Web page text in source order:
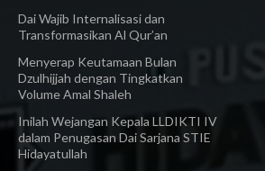
Dai Wajib Internalisasi dan
Transformasikan Al Qur’an
Menyerap Keutamaan Bulan
Dzulhijjah dengan Tingkatkan
Volume Amal Shaleh
Inilah Wejangan Kepala LLDIKTI IV
dalam Penugasan Dai Sarjana STIE
Hidayatullah